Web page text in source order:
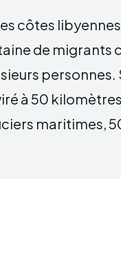
côtes
de migrants
à 50
maritimes,